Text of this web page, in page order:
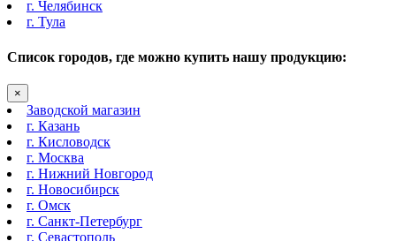
г. Челябинск
г. Тула
Список городов, где можно купить нашу продукцию:
×
Заводской магазин
г. Казань
г. Кисловодск
г. Москва
г. Нижний Новгород
г. Новосибирск
г. Омск
г. Санкт-Петербург
г. Севастополь